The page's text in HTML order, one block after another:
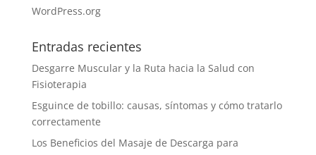
WordPress.org
Entradas recientes
Desgarre Muscular y la Ruta hacia la Salud con
Fisioterapia
Esguince de tobillo: causas, síntomas y cómo tratarlo
correctamente
Los Beneficios del Masaje de Descarga para